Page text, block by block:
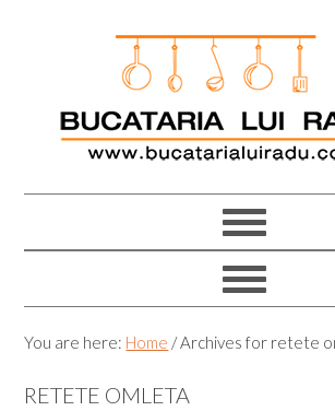
You are here: Home /Archives for retete
RETETE OMLETA